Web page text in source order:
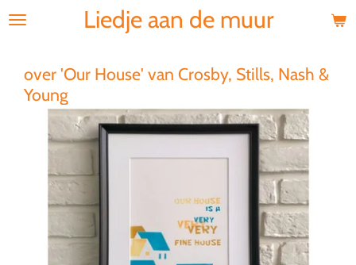
Ga
hoofdinhoud
Liedje aan de muur
over 'Our House' van Crosby, Stills, Nash &
Young